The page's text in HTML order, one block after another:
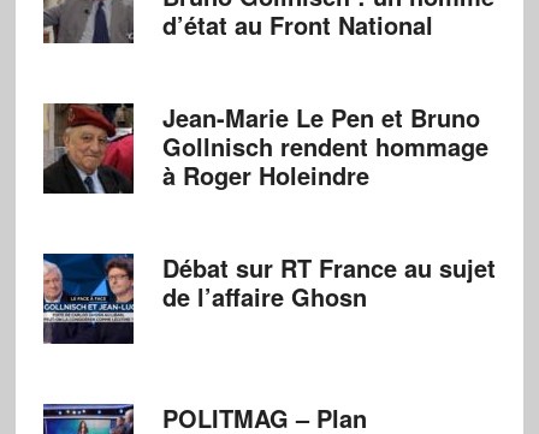
d’état au Front National
Jean-Marie Le Pen et Bruno
Gollnisch rendent hommage
à Roger Holeindre
Débat sur RT France au sujet
de l’affaire Ghosn
POLITMAG – Plan